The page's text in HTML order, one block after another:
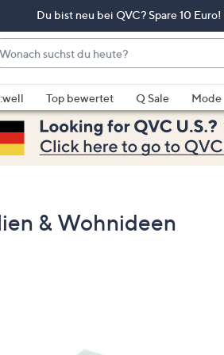
Du bist neu bei QVC? Spare 10
Top bewertet Q Sale Mode
& Wohnideen